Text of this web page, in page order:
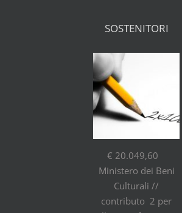
SOSTENITORI
€ 20.049,60
Ministero dei Beni
Culturali //
contributo 2 per